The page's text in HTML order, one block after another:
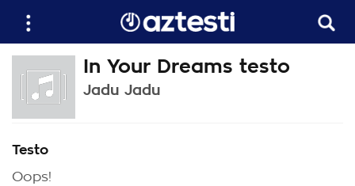
In Your Dreams testo
Jadu Jadu
Testo
Oops!